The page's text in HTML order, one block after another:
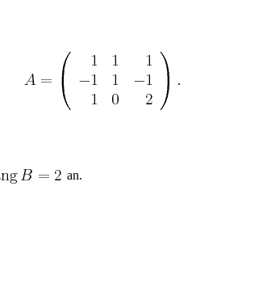
an.